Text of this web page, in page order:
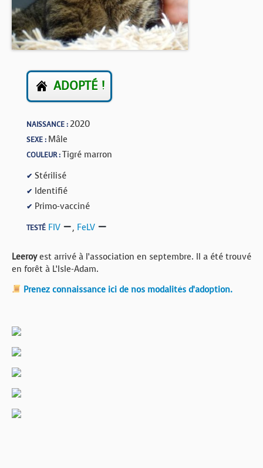
ADOPTÉ !
NAISSANCE :2020
SEXE : Mâle
COULEUR :Tigré marron
✔ Stérilisé
✔ Identifié
✔ Primo-vacciné
TESTÉ FIV , FeLV
Leeroyest arrivé à l’association en septembre. Il a été trouvé
en forêt à L’Isle-Adam.
Prenez connaissance ici de nos modalités d’adoption.